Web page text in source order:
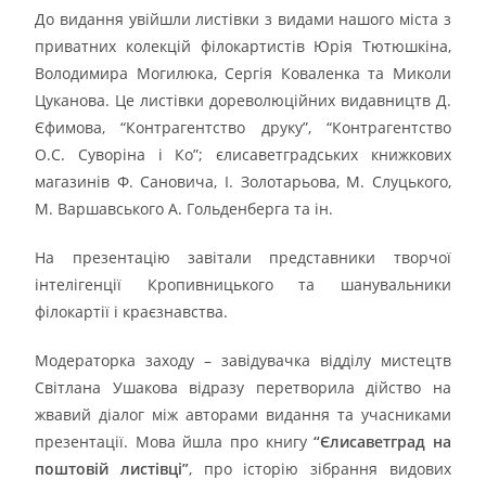
До видання увійшли листівки з видами нашого міста з
приватних колекцій філокартистів Юрія Тютюшкіна,
Володимира Могилюка, Сергія Коваленка та Миколи
Цуканова. Це листівки дореволюційних видавництв Д.
Єфимова, “Контрагентство друку”, “Контрагентство
О.С. Суворіна і Ко”; єлисаветградських книжкових
магазинів Ф. Сановича, І. Золотарьова, М. Слуцького,
М. Варшавського А. Гольденберга та ін.
На презентацію завітали представники творчої
інтелігенції Кропивницького та шанувальники
філокартії і краєзнавства.
Модераторка заходу – завідувачка відділу мистецтв
Світлана Ушакова відразу перетворила дійство на
жвавий діалог між авторами видання та учасниками
презентації. Мова йшла про книгу“Єлисаветград на
поштовій листівці”, про історію зібрання видових